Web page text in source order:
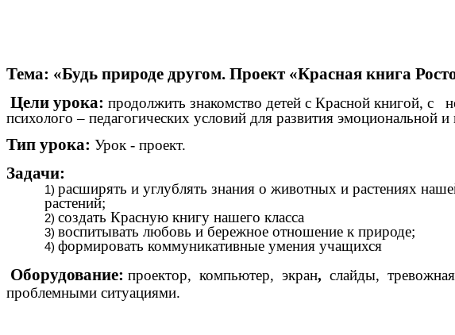
Тема: «Будь природе другом. Проект «Красная книга
Цели урока: продолжить знакомство детей с Красной книгой, с
психолого – педагогических условий для развития
Тип урока: Урок - проект.
Задачи:
расширять и углублять знания о животных и растениях
растений;
создать Красную книгу нашего класса
воспитывать любовь и бережное отношение к природе;
формировать коммуникативные умения учащихся
Оборудование: проектор, компьютер, экран, слайды,
проблемными ситуациями.